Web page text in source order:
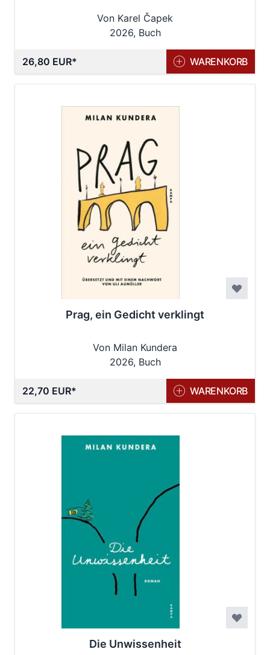
Von Karel Čapek
2026, Buch
26,80 EUR WARENKORB
Prag, ein Gedicht verklingt
Von Milan Kundera
2026, Buch
22,70 EUR WARENKORB
Die Unwissenheit